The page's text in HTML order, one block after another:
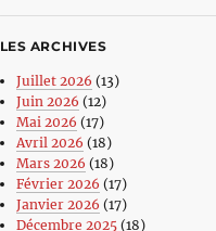
LES ARCHIVES
Juillet 2026 (13)
Juin 2026 (12)
Mai 2026 (17)
Avril 2026 (18)
Mars 2026 (18)
Février 2026 (17)
Janvier 2026 (17)
Décembre 2025(18)